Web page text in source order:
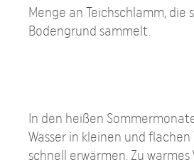
Menge an Teichschlamm, die
Bodengrund sammelt.
In den heißen
Wasser in kleinen und flachen
schnell erwärmen. Zu warmes